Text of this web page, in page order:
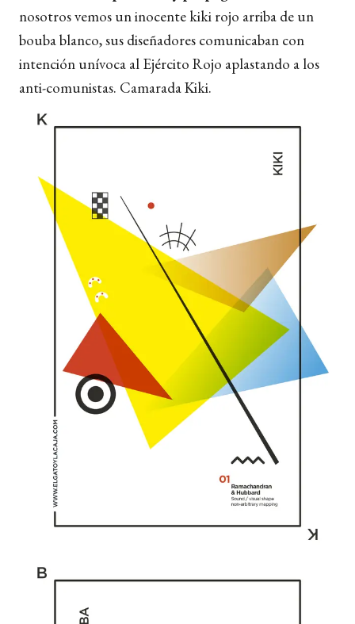
nosotros vemos un inocente kiki rojo arriba de un
bouba blanco, sus diseñadores comunicaban con
intención unívoca al Ejército Rojo aplastando a los
anti-comunistas. Camarada Kiki.